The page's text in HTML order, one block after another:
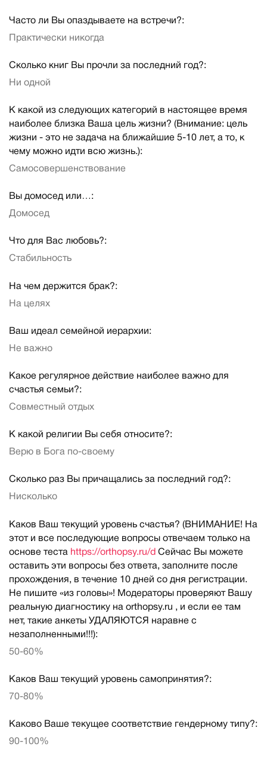
Часто ли Вы опаздываете на встречи?:
Практически никогда
Сколько книг Вы прочли за последний год?:
Ни одной
К какой из следующих категорий в настоящее время
наиболее близка Ваша цель жизни? (Внимание: цель
жизни - это не задача на ближайшие 5-10 лет, а то, к
чему можно идти всю жизнь.):
Самосовершенствование
Вы домосед или…:
Домосед
Что для Вас любовь?:
Стабильность
На чем держится брак?:
На целях
Ваш идеал семейной иерархии:
Не важно
Какое регулярное действие наиболее важно для
счастья семьи?:
Совместный отдых
К какой религии Вы себя относите?:
Верю в Бога по-своему
Сколько раз Вы причащались за последний год?:
Нисколько
Каков Ваш текущий уровень счастья? (ВНИМАНИЕ! На
этот и все последующие вопросы отвечаем только на
основе теста https://orthopsy.ru/d Сейчас Вы можете
оставить эти вопросы без ответа, заполните после
прохождения, в течение 10 дней со дня регистрации.
Не пишите «из головы»! Модераторы проверяют Вашу
реальную диагностику на orthopsy.ru , и если ее там
нет, такие анкеты УДАЛЯЮТСЯ наравне с
незаполненными!!!):
50-60%
Каков Ваш текущий уровень самопринятия?:
70-80%
Каково Ваше текущее соответствие гендерному типу?:
90-100%